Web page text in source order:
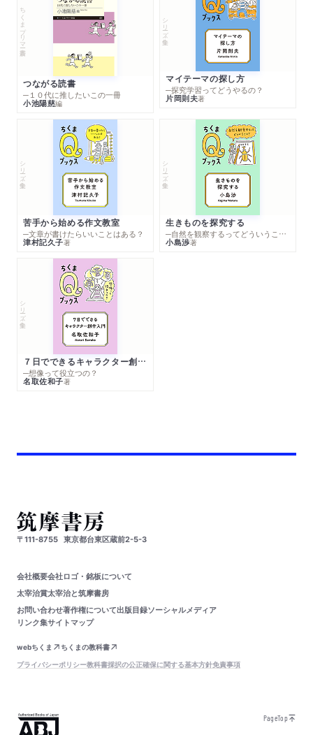
ちくまプリマー新書
つながる読書
─１０代に推したいこの一冊
小池陽慈編
シリーズ・全集
マイテーマの探し方
─探究学習ってどうやるの？
片岡則夫著
シリーズ・全集
苦手から始める作文教室
─文章が書けたらいいことはある？
津村記久子著
シリーズ・全集
生きものを探究する
─自然を観察するってどういうこと？
小島渉著
シリーズ・全集
７日でできるキャラクター創作入門
─想像って役立つの？
名取佐和子著
〒111-8755 東京都台東区蔵前2-5-3
会社概要会社ロゴ・銘板について
太宰治賞太宰治と筑摩書房
お問い合わせ著作権について出版目録ソーシャルメディア
リンク集サイトマップ
webちくま
ちくまの教科書
プライバシーポリシー教科書採択の公正確保に関する基本方針免責事項
PageTop